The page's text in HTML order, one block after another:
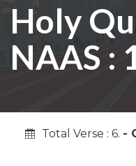
Holy
NAAS :
Total Verse : 6. -